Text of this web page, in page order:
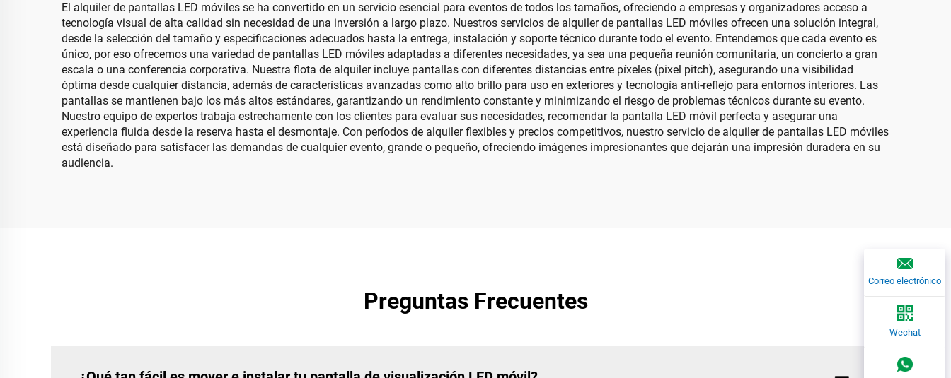
El alquiler de pantallas LED móviles se ha convertido en un servicio esencial para eventos de todos los tamaños, ofreciendo a empresas y organizadores acceso a
tecnología visual de alta calidad sin necesidad de una inversión a largo plazo. Nuestros servicios de alquiler de pantallas LED móviles ofrecen una solución integral,
desde la selección del tamaño y especificaciones adecuados hasta la entrega, instalación y soporte técnico durante todo el evento. Entendemos que cada evento es
único, por eso ofrecemos una variedad de pantallas LED móviles adaptadas a diferentes necesidades, ya sea una pequeña reunión comunitaria, un concierto a gran
escala o una conferencia corporativa. Nuestra flota de alquiler incluye pantallas con diferentes distancias entre píxeles (pixel pitch), asegurando una visibilidad
óptima desde cualquier distancia, además de características avanzadas como alto brillo para uso en exteriores y tecnología anti-reflejo para entornos interiores. Las
pantallas se mantienen bajo los más altos estándares, garantizando un rendimiento constante y minimizando el riesgo de problemas técnicos durante su evento.
Nuestro equipo de expertos trabaja estrechamente con los clientes para evaluar sus necesidades, recomendar la pantalla LED móvil perfecta y asegurar una
experiencia fluida desde la reserva hasta el desmontaje. Con períodos de alquiler flexibles y precios competitivos, nuestro servicio de alquiler de pantallas LED móviles
está diseñado para satisfacer las demandas de cualquier evento, grande o pequeño, ofreciendo imágenes impresionantes que dejarán una impresión duradera en su
audiencia.
Preguntas Frecuentes
Correo electrónico
Wechat